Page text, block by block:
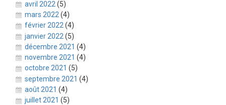
avril 2022 (5)
mars 2022 (4)
février 2022(4)
janvier 2022 (5)
décembre 2021 (4)
novembre 2021 (4)
octobre 2021 (5)
septembre 2021 (4)
août 2021 (4)
juillet 2021 (5)